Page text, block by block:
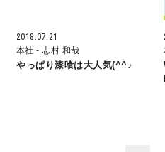
生涯続く安心のアフ
ラインナップ
2018.07.21
本社- 志村 和哉
やっぱり漆喰は大人気(^^♪